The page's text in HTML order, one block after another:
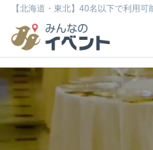
【北海道・東北】40名以下で利用